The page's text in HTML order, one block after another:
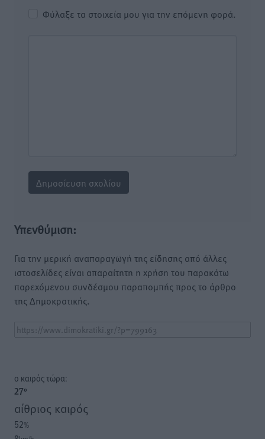
Φύλαξε τα στοιχεία μου για την επόμενη φορά.
Υπενθύμιση:
Για την μερική αναπαραγωγή της είδησης από άλλες
ιστοσελίδες είναι απαραίτητη η χρήση του παρακάτω
παρεχόμενου συνδέσμου παραπομπής προς το άρθρο
της Δημοκρατικής.
o καιρός τώρα:
27°
αίθριος καιρός
52%